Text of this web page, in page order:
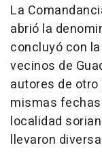
La
abrió la
concluyó con
vecinos de
autores de
mismas
localidad
llevaron